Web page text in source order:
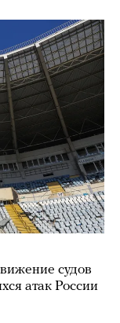
судов
атак России